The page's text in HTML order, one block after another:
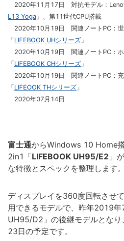
2020年11月17日 対抗モデル：
L13 Yoga 」、第11世代CPU搭載
2020年10月19日 関連ノートPC：世
「LIFEBOOK UHシリーズ 」
2020年10月19日 関連ノートPC：ホ
「LIFEBOOK CHシリーズ 」
2020年10月19日 関連ノートPC：充
「LIFEOOK THシリーズ 」
2020年07月14日
富士通からWindows 10 Home
2in1「LIFEBOOK UH95/E2 」
な特徴とスペックを整理します。
ディスプレイを360度回転させ
用できるモデルで、昨年2019年
UH95/D2」の後継モデルとな
23日の予定です。